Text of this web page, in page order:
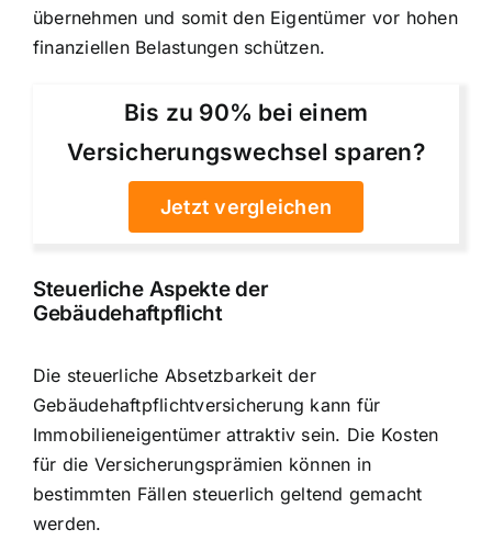
übernehmen und somit den Eigentümer vor hohen
finanziellen Belastungen schützen.
Bis zu 90% bei einem
Versicherungswechsel sparen?
Jetzt vergleichen
Steuerliche Aspekte der
Gebäudehaftpflicht
Die steuerliche Absetzbarkeit der
Gebäudehaftpflichtversicherung kann für
Immobilieneigentümer attraktiv sein. Die Kosten
für die Versicherungsprämien können in
bestimmten Fällen steuerlich geltend gemacht
werden.